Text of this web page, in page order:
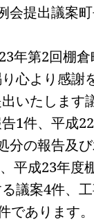
会提出議案
年第2回棚
心より感謝
いたします
1件、平成22
分の報告及
平成23年度
議案4件、
であります。